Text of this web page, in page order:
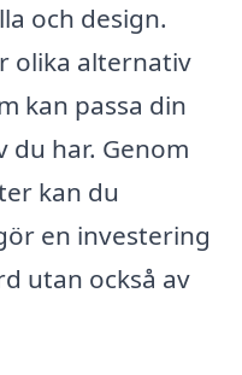
och design.
olika alternativ
kan passa din
du har. Genom
kan du
en investering
utan också av